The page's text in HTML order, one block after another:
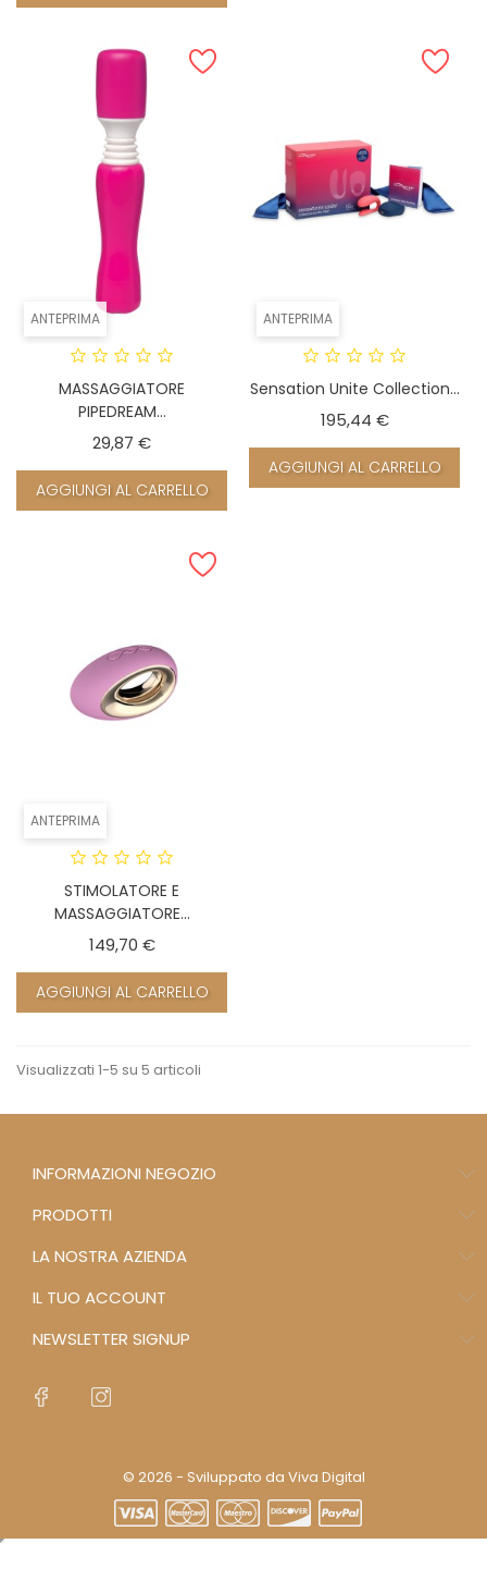
ANTEPRIMA
MASSAGGIATORE
PIPEDREAM...
29,87 €Prezzo
AGGIUNGI AL CARRELLO
ANTEPRIMA
Sensation Unite Collection...
195,44 €Prezzo
AGGIUNGI AL CARRELLO
ANTEPRIMA
STIMOLATORE E
MASSAGGIATORE...
149,70 €Prezzo
AGGIUNGI AL CARRELLO
Visualizzati 1-5 su 5 articoli
INFORMAZIONI NEGOZIO
PRODOTTI
LA NOSTRA AZIENDA
IL TUO ACCOUNT
NEWSLETTER SIGNUP
© 2026 - Sviluppato da Viva Digital